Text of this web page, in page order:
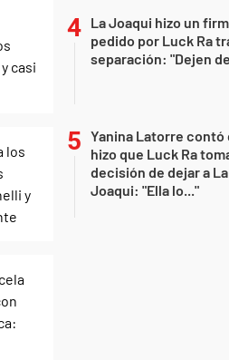
La Joaqui hizo un
pedido por Luck Ra
separación: "Dejen
Yanina Latorre contó
hizo que Luck Ra
decisión de dejar a La
Joaqui: "Ella lo..."